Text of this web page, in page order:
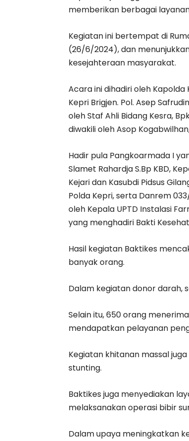
memberikan berbagai
Kegiatan ini bertempat di
(26/6/2024), dan
kesejahteraan masyarakat.
Acara ini dihadiri oleh Kapolda
Kepri Brigjen. Pol. Asep
oleh Staf Ahli Bidang Kesra,
diwakili oleh Asop
Hadir pula Pangkoarmada I
Slamet Rahardja S.Bp KBD,
Kejari dan Kasubdi Pidsus
Polda Kepri, serta Danrem
oleh Kepala UPTD Instalasi
yang menghadiri Bakti
Hasil kegiatan Baktikes
banyak orang.
Dalam kegiatan donor darah,
Selain itu, 650 orang
mendapatkan pelayanan
Kegiatan khitanan massal
stunting.
Baktikes juga menyediakan
melaksanakan operasi bibir
Dalam upaya meningkatkan